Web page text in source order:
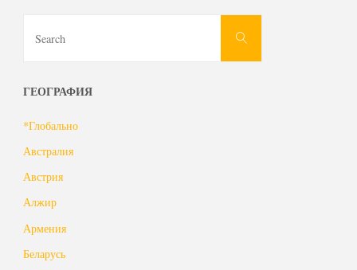
Search
ГЕОГРАФИЯ
*Глобально
Австралия
Австрия
Алжир
Армения
Беларусь